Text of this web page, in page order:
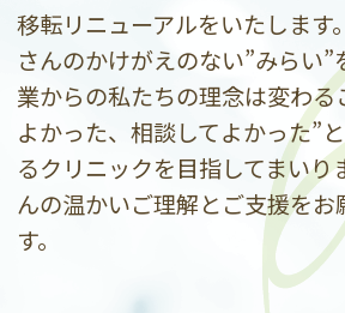
移転リニューアルをいたします
さんのかけがえのない”みらい
業からの私たちの理念は変わる
よかった、相談してよかった”
るクリニックを目指してまいり
んの温かいご理解とご支援をお
す。